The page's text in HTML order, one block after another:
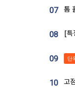
07
08
09 단
10 고